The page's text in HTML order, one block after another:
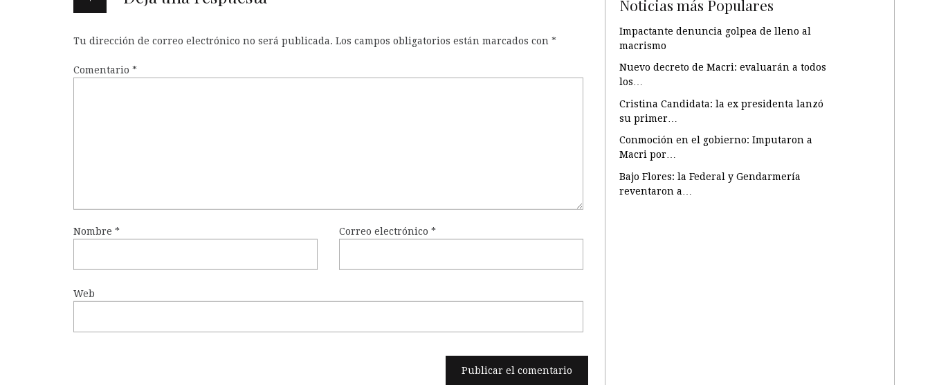
Tu dirección de correo electrónico no será publicada. Los campos obligatorios están marcados con *
Comentario *
Nombre * Correo electrónico*
Web
Noticias más Populares
Impactante denuncia golpea de lleno al
macrismo
Nuevo decreto de Macri: evaluarán a todos
los…
Cristina Candidata: la ex presidenta lanzó
su primer…
Conmoción en el gobierno: Imputaron a
Macri por…
Bajo Flores: la Federal y Gendarmería
reventaron a…